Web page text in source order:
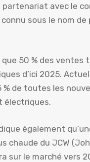
partenariat avec le
connu sous le nom
que 50 % des ventes
d’ici 2025.
% de toutes les
électriques.
également
chaude du JCW
sur le marché vers